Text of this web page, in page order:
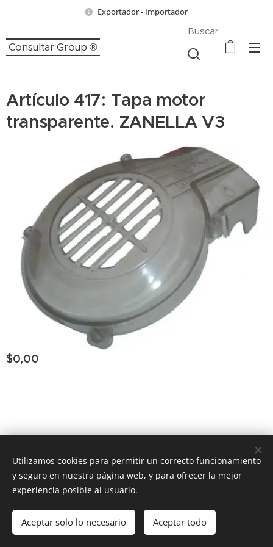
Exportador - Importador
Consultar Group ®
Buscar
Artículo 417: Tapa motor
transparente. ZANELLA V3
$0,00
Añadir a la cesta
Consultar Group ®Todoslos derechos reservados
Powered byWebnode Cookies
Utilizamos cookies para permitir un correcto funcionamiento
y seguro en nuestra página web, y para ofrecer la mejor
experiencia posible al usuario.
Aceptar solo lo necesario Aceptar todo